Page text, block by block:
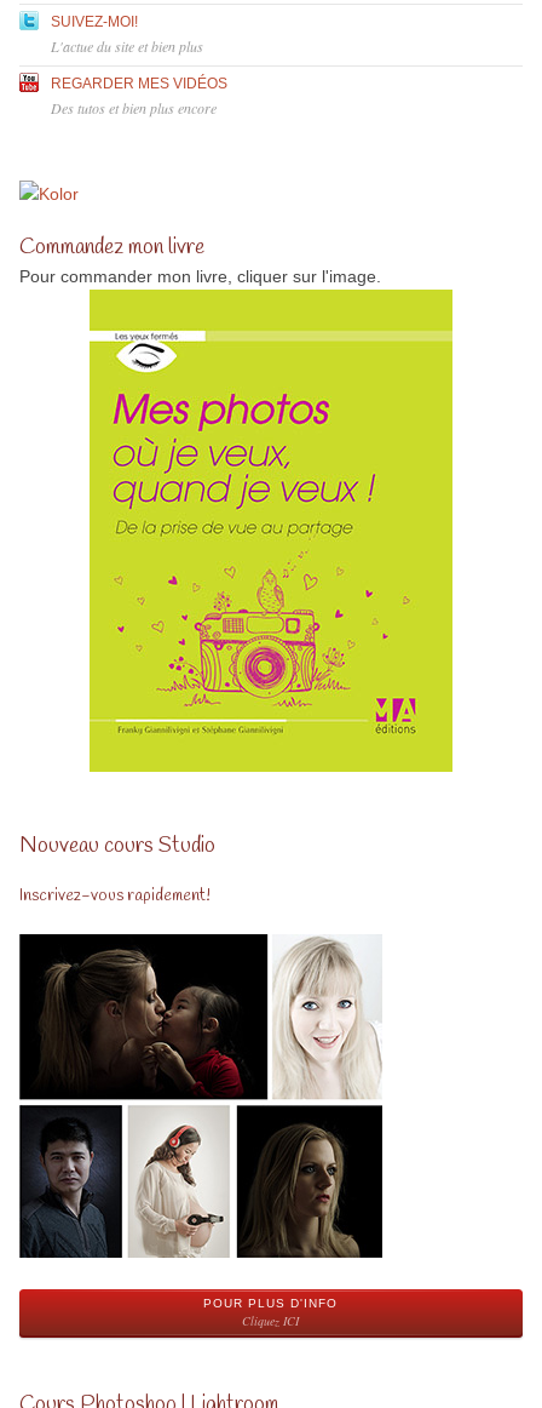
SUIVEZ-MOI!
L'actue du site et bien plus
REGARDER MES VIDÉOS
Des tutos et bien plus encore
Commandez mon livre
Pour commander mon livre, cliquer sur l'image.
Nouveau cours Studio
Inscrivez-vous rapidement!
POUR PLUS D'INFO
Cliquez ICI